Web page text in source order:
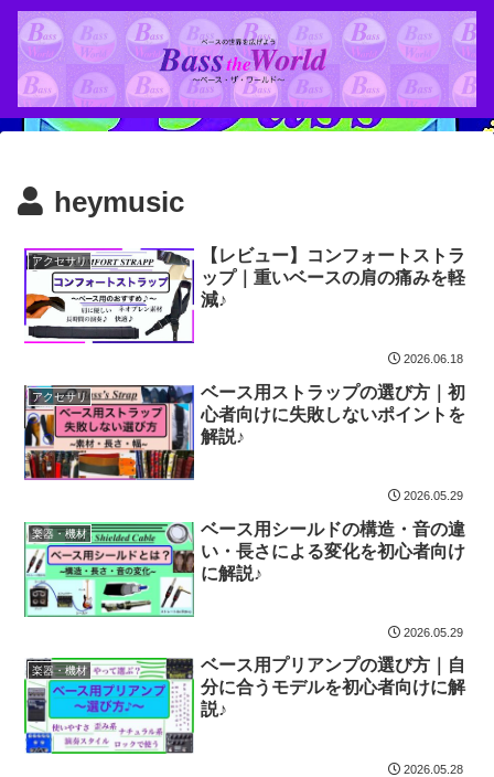
heymusic
アクセサリ
【レビュー】コンフォートストラ
ップ｜重いベースの肩の痛みを軽
減♪
2026.06.18
アクセサリ
ベース用ストラップの選び方｜初
心者向けに失敗しないポイントを
解説♪
2026.05.29
楽器・機材
ベース用シールドの構造・音の違
い・長さによる変化を初心者向け
に解説♪
2026.05.29
楽器・機材
ベース用プリアンプの選び方｜自
分に合うモデルを初心者向けに解
説♪
2026.05.28